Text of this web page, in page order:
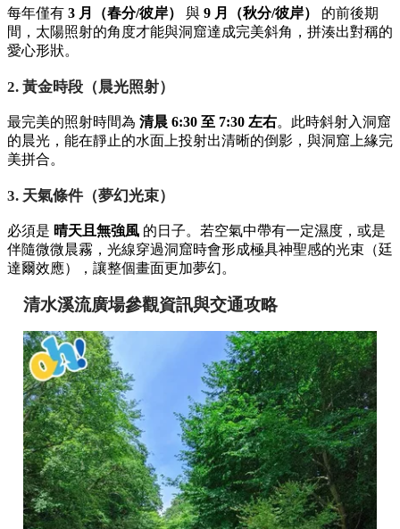
每年僅有 3 月（春分/彼岸） 與 9 月（秋分/彼岸）
的前後期
間，太陽照射的角度才能與洞窟達成完美斜角，拼湊出對稱的
愛心形狀。
2. 黃金時段（晨光照射）
最完美的照射時間為 清晨 6:30 至 7:30 左右。此時斜射入洞窟
的晨光，能在靜止的水面上投射出清晰的倒影，與洞窟上緣完
美拼合。
3. 天氣條件（夢幻光束）
必須是 晴天且無強風 的日子。若空氣中帶有一定濕度，或是
伴隨微微晨霧，光線穿過洞窟時會形成極具神聖感的光束（廷
達爾效應），讓整個畫面更加夢幻。
清水溪流廣場參觀資訊與交通攻略